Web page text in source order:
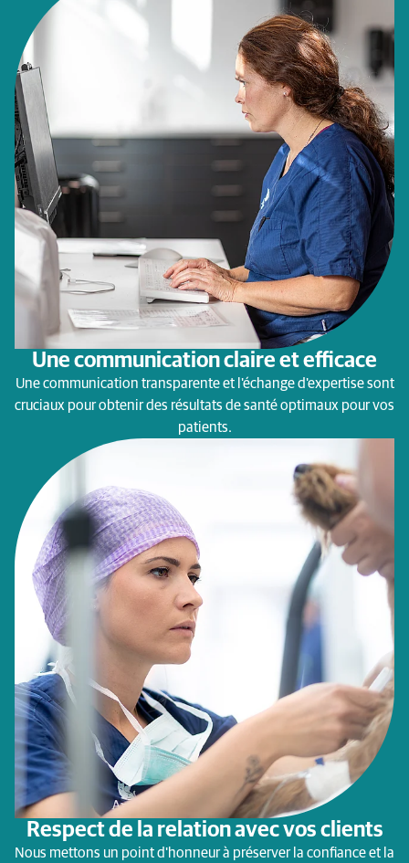
Une communication claire et efficace
Une communication transparente et l'échange d'expertise sont
cruciaux pour obtenir des résultats de santé optimaux pour vos
patients.
Respect de la relation avec vos clients
Nous mettons un point d'honneur à préserver la confiance et la